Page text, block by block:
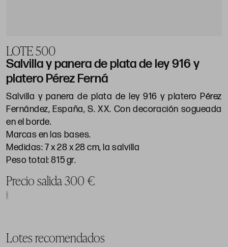
LOTE 500
Salvilla y panera de plata de ley 916 y
platero Pérez Ferná
Salvilla y panera de plata de ley 916 y platero Pérez
Fernández, España, S. XX. Con decoración sogueada
en el borde.
Marcas en las bases.
Medidas: 7 x 28 x 28 cm, la salvilla
Peso total: 815 gr.
Precio salida 300 €
Lotes recomendados